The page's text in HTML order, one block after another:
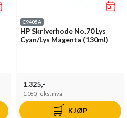
C9405A
HP Skriverhode No.70 Lys
Cyan/Lys Magenta (130ml)
1.325,-
1.060,- eks. mva
KJØP